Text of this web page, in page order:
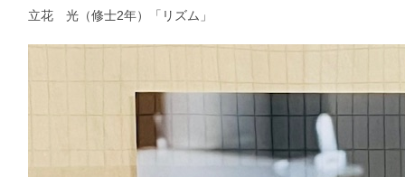
立花 光（修士2年）「リズム」